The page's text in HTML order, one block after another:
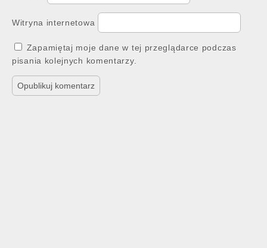
Witryna internetowa
Zapamiętaj moje dane w tej przeglądarce podczas
pisania kolejnych komentarzy.